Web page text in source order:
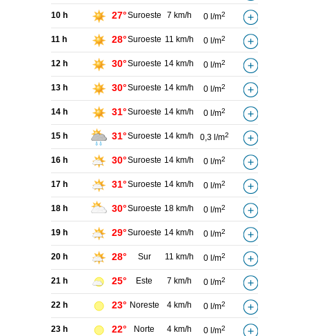
10 h 27°Suroeste 7 km/h 0 l/m2
11 h 28°Suroeste 11 km/h 0 l/m2
12 h 30°Suroeste 14 km/h 0 l/m2
13 h 30°Suroeste 14 km/h 0 l/m2
14 h 31°Suroeste 14 km/h 0 l/m2
15 h 31°Suroeste 14 km/h 0,3 l/m2
16 h 30°Suroeste 14 km/h 0 l/m2
17 h 31°Suroeste 14 km/h 0 l/m2
18 h 30°Suroeste 18 km/h 0 l/m2
19 h 29°Suroeste 14 km/h 0 l/m2
20 h 28° Sur 11 km/h 0 l/m2
21 h 25° Este 7 km/h 0 l/m2
22 h 23° Noreste 4 km/h 0 l/m2
23 h 22° Norte 4 km/h 0 l/m2